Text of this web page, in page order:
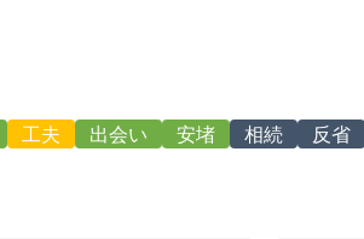
工夫 出会い 安堵 相続 反省